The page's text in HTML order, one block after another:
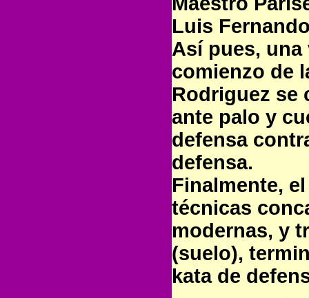
Luis
Así pues,
comienzo de
Rodriguez se
ante palo y
defensa
defensa.
Finalmente,
técnicas
modernas, y
(suelo),
kata de